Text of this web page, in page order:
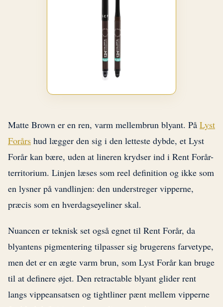
Matte Brown er en ren, varm mellembrun blyant. På Lyst
Forårs hud lægger den sig i den letteste dybde, et Lyst
Forår kan bære, uden at lineren krydser ind i Rent Forår-
territorium. Linjen læses som reel definition og ikke som
en lysner på vandlinjen: den understreger vipperne,
præcis som en hverdagseyeliner skal.
Nuancen er teknisk set også egnet til Rent Forår, da
blyantens pigmentering tilpasser sig brugerens farvetype,
men det er en ægte varm brun, som Lyst Forår kan bruge
til at definere øjet. Den retractable blyant glider rent
langs vippeansatsen og tightliner pænt mellem vipperne